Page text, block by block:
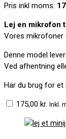
Pris inkl moms:
Lej en mikrofon
Vores mikrofoner
Denne model
Ved afhentning
Har du brug for et
175,00 kr. Inkl.